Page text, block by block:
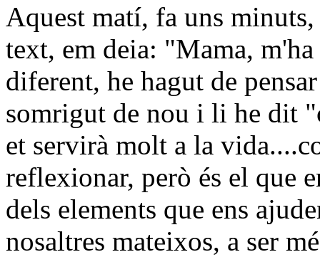
Aquest matí, fa uns
text, em deia: "Mama,
diferent, he hagut de
somrigut de nou i li he dit
et servirà molt a la
reflexionar, però és el que
dels elements que ens
nosaltres mateixos, a ser